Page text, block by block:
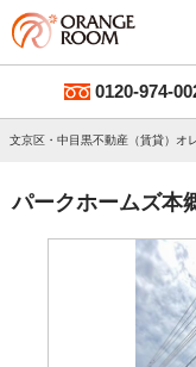
0120-974-
文京区・中目黒不動産（賃貸）オ
パークホームズ